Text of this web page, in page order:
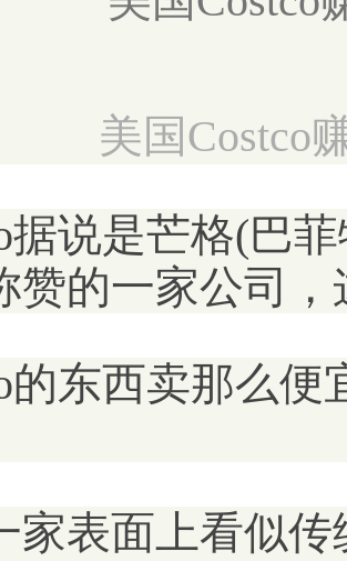
美国Costco
据说是芒格(巴
赞的一家公司
的东西卖那么
家表面上看似